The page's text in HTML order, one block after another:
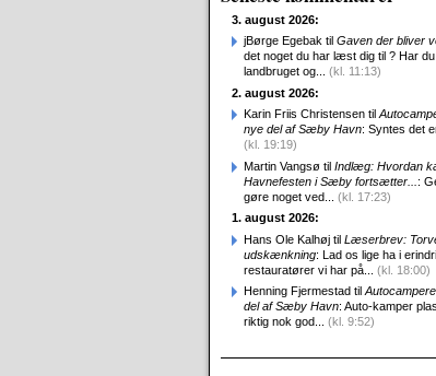
3. august 2026:
jBørge Egebak til Gaven der bliver
det noget du har læst dig til ? Har
landbruget og... (kl. 11:13)
2. august 2026:
Karin Friis Christensen til
nye del af Sæby Havn: Syntes det
(kl. 19:19)
Martin Vangsø til Indlæg: Hvordan
Havnefesten i Sæby fortsætter... :
gøre noget ved... (kl. 17:23)
1. august 2026:
Hans Ole Kalhøj til Læserbrev:
udskænkning: Lad os lige ha i
restauratører vi har på... (kl. 18:00)
Henning Fjermestad til
del af Sæby Havn: Auto-kamper
riktig nok god... (kl. 9:52)